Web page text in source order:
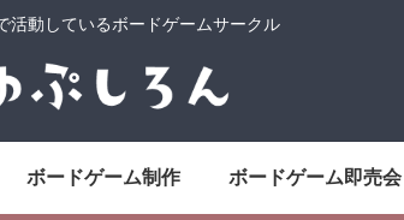
活動しているボードゲームサークル
ボードゲーム制作 ボードゲーム即売会